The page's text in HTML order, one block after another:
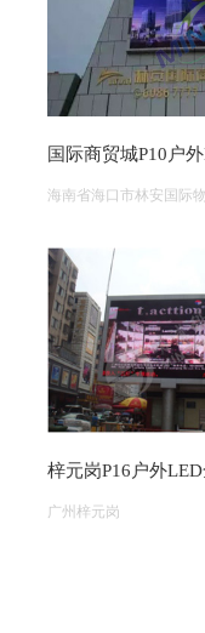
国际商贸城P10户
海南省海口市林安国际
梓元岗P16户外
广州梓元岗